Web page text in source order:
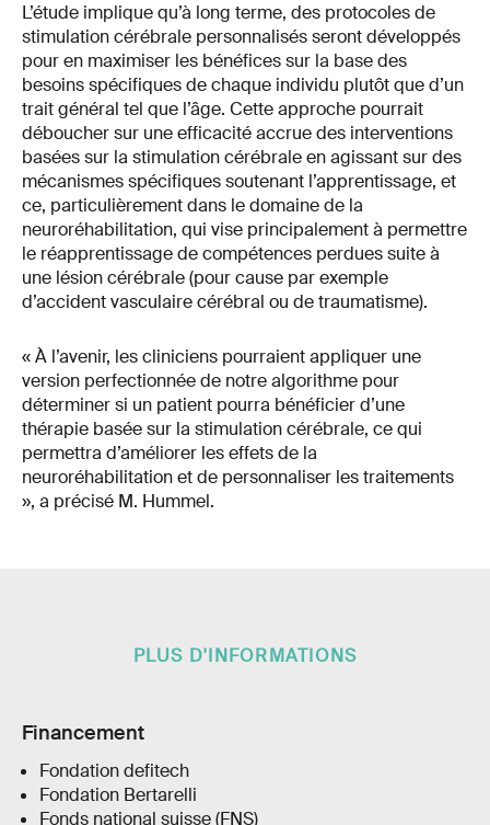
L’étude implique qu’à long terme, des protocoles de
stimulation cérébrale personnalisés seront développés
pour en maximiser les bénéfices sur la base des
besoins spécifiques de chaque individu plutôt que d’un
trait général tel que l’âge. Cette approche pourrait
déboucher sur une efficacité accrue des interventions
basées sur la stimulation cérébrale en agissant sur des
mécanismes spécifiques soutenant l’apprentissage, et
ce, particulièrement dans le domaine de la
neuroréhabilitation, qui vise principalement à permettre
le réapprentissage de compétences perdues suite à
une lésion cérébrale (pour cause par exemple
d’accident vasculaire cérébral ou de traumatisme).
« À l’avenir, les cliniciens pourraient appliquer une
version perfectionnée de notre algorithme pour
déterminer si un patient pourra bénéficier d’une
thérapie basée sur la stimulation cérébrale, ce qui
permettra d’améliorer les effets de la
neuroréhabilitation et de personnaliser les traitements
», a précisé M. Hummel.
PLUS D'INFORMATIONS
Financement
Fondation defitech
Fondation Bertarelli
Fonds national suisse (FNS)